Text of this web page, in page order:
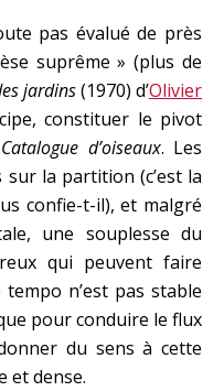
pas évalué de près
suprême » (plus de
jardins(1970) d’Olivier
constituer le pivot
d’oiseaux. Les
la partition (c’est la
confie-t-il), et malgré
une souplesse du
qui peuvent faire
n’est pas stable
pour conduire le flux
du sens à cette
et dense.